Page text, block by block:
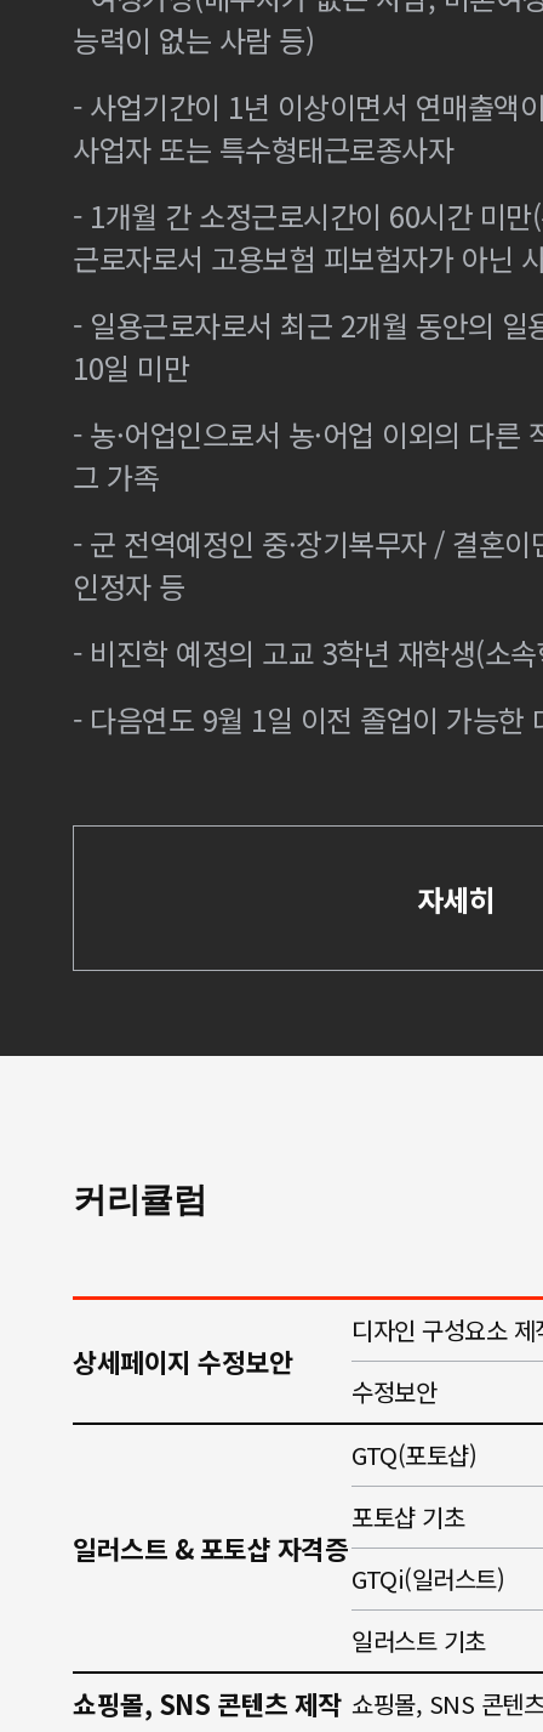
능력이 없는 사람 등)
- 사업기간이 1년 이상이면서 연매출액
사업자 또는 특수형태근로종사자
- 1개월 간 소정근로시간이 60시간 미
근로자로서 고용보험 피보험자가 아닌
- 일용근로자로서 최근 2개월 동안의 일
10일 미만
- 농·어업인으로서 농·어업 이외의 다른
그 가족
- 군 전역예정인 중·장기복무자 / 결혼
인정자 등
- 비진학 예정의 고교 3학년 재학생(소
- 다음연도 9월 1일 이전 졸업이 가능한
자세히
커리큘럼
상세페이지 수정보안
디자인 구성요소 제
수정보안
일러스트 & 포토샵 자격증
GTQ(포토샵)
포토샵 기초
GTQi(일러스트)
일러스트 기초
쇼핑몰, SNS 콘텐츠 제작 쇼핑몰, SNS 콘텐